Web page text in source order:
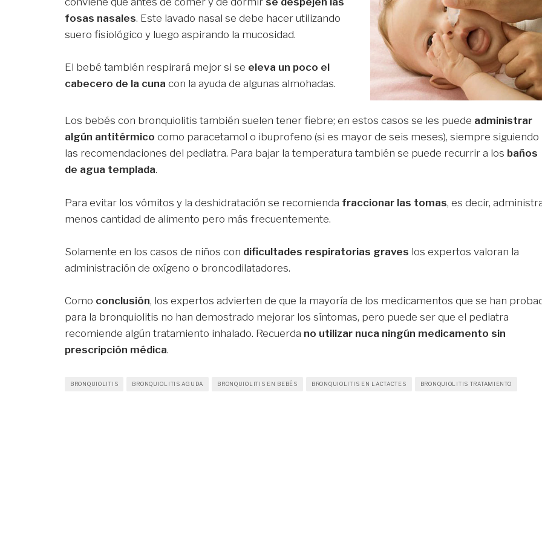
fosas nasales. Este lavado nasal se debe hacer utilizando
suero fisiológico y luego aspirando la mucosidad.
El bebé también respirará mejor si se eleva un poco el
cabecero de la cuna con la ayuda de algunas almohadas.
Los bebés con bronquiolitis también suelen tener fiebre; en estos casos se les puede administrar
algún antitérmico como paracetamol o ibuprofeno (si es mayor de seis meses), siempre siguiendo
las recomendaciones del pediatra. Para bajar la temperatura también se puede recurrir a los baños
de agua templada.
Para evitar los vómitos y la deshidratación se recomienda fraccionar las tomas, es decir,
menos cantidad de alimento pero más frecuentemente.
Solamente en los casos de niños con dificultades respiratorias graves los expertos valoran la
administración de oxígeno o broncodilatadores.
Como conclusión, los expertos advierten de que la mayoría de los medicamentos que se han
para la bronquiolitis no han demostrado mejorar los síntomas, pero puede ser que el pediatra
recomiende algún tratamiento inhalado. Recuerda no utilizar nuca ningún medicamento sin
prescripción médica.
BRONQUIOLITIS BRONQUIOLITIS AGUDA BRONQUIOLITIS EN BEBÉS BRONQUIOLITIS EN LACTACTES BRONQUIOLITIS TRATAMIENTO